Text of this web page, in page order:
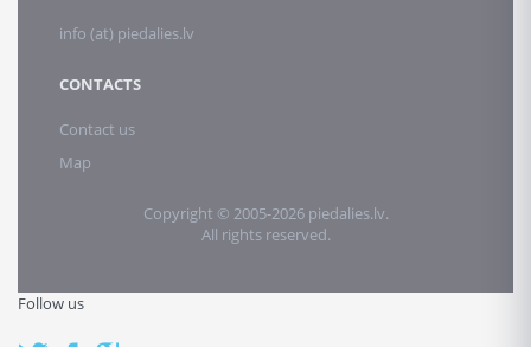
info (at) piedalies.lv
CONTACTS
Contact us
Map
Copyright © 2005-2026 piedalies.lv.
All rights reserved.
Follow us